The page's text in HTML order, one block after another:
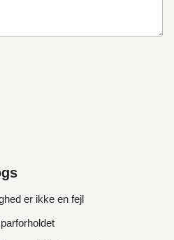
er ikke en fejl